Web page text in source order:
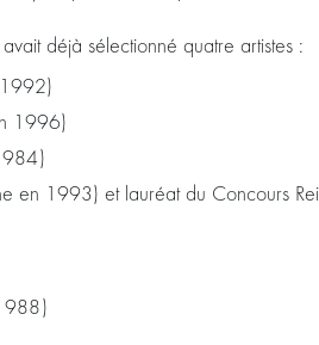
déjà sélectionné quatre artistes :
1996)
en 1993) et lauréat du Concours